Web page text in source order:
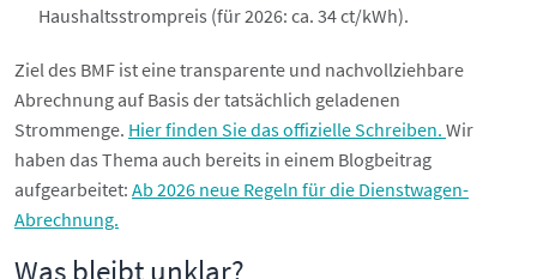
Haushaltsstrompreis (für 2026: ca. 34 ct/kWh).
Ziel des BMF ist eine transparente und nachvollziehbare
Abrechnung auf Basis der tatsächlich geladenen
Strommenge. Hier finden Sie das offizielle Schreiben. Wir
haben das Thema auch bereits in einem Blogbeitrag
aufgearbeitet: Ab 2026 neue Regeln für die Dienstwagen-
Abrechnung.
Was bleibt unklar?